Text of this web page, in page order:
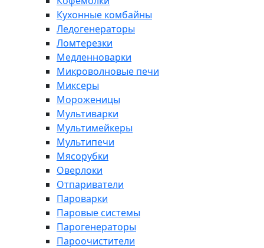
Кухонные комбайны
Ледогенераторы
Ломтерезки
Медленноварки
Микроволновые печи
Миксеры
Мороженицы
Мультиварки
Мультимейкеры
Мультипечи
Мясорубки
Оверлоки
Отпариватели
Пароварки
Паровые системы
Парогенераторы
Пароочистители